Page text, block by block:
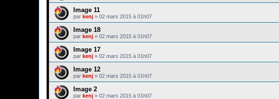
Image 11
par kenj » 02 mars 2015 à 01h07
Image 18
par kenj » 02 mars 2015 à 01h07
Image 17
par kenj » 02 mars 2015 à 01h07
Image 12
par kenj » 02 mars 2015 à 01h07
Image 2
par kenj » 02 mars 2015 à 01h07